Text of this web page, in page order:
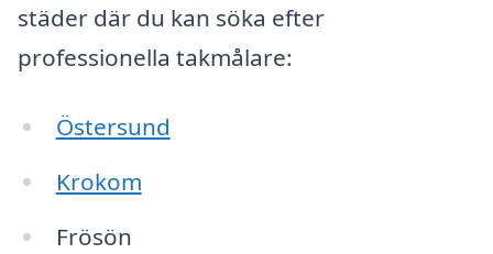
städer där du kan söka efter
professionella takmålare:
Östersund
Krokom
Frösön